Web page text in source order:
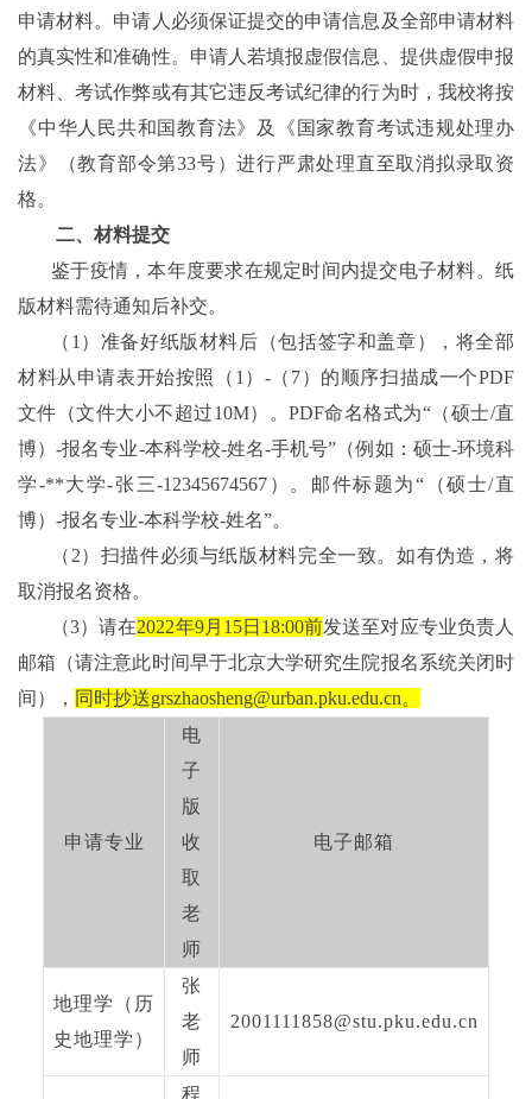
申请材料。申请人必须保证提交的申请信息及全部申请材料
的真实性和准确性。申请人若填报虚假信息、提供虚假申报
材料、考试作弊或有其它违反考试纪律的行为时，我校将按
《中华人民共和国教育法》及《国家教育考试违规处理办
法》（教育部令第33号）进行严肃处理直至取消拟录取资
格。
二、材料提交
鉴于疫情，本年度要求在规定时间内提交电子材料。纸
版材料需待通知后补交。
（ 1 ） 准备好纸版材料后（包括签字和盖章），将全部
材料从申请表开始按照（ 1 ） -（ 7）的顺序扫描成一个PDF
文件（文件大小不超过10M）。 PDF命名格式为“（硕士/直
博）-报名专业-本科学校-姓名-手机号” （例如：硕士-环境科
学-**大学-张三-12345674567 ）。邮件标题为“ （硕士/直
博） -报名专业-本科学校-姓名”。
（ 2） 扫描件必须与纸版材料完全一致。如有伪造，将
取消报名资格。
（3）请在2022年9月 15日 18:00前发送至对应专业负责人
邮箱（请注意此时间早于北京大学研究生院报名系统关闭时
间）， 同时抄送grszhaosheng@urban.pku.edu.cn。
申请专业
电
子
版
收
取
老
师
电子邮箱
地理学（历
史地理学）
张
老
师
2001111858@stu.pku.edu.cn
程